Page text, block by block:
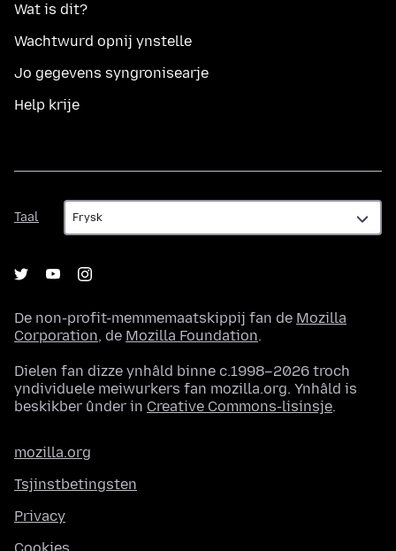
Wat is dit?
Wachtwurd opnij ynstelle
Jo gegevens syngronisearje
Help krije
Taal
Taal
De non-profit-memmemaatskippij fan de Mozilla
Corporation, de Mozilla Foundation.
Dielen fan dizze ynhâld binne c.1998–2026 troch
yndividuele meiwurkers fan mozilla.org. Ynhâld is
beskikber ûnder in Creative Commons-lisinsje.
mozilla.org
Tsjinstbetingsten
Privacy